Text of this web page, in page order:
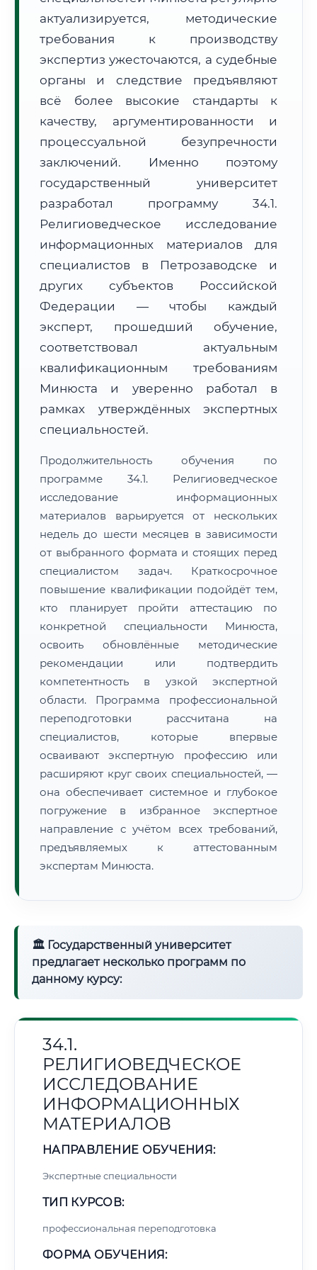
Расчет логистики оригиналов:
• Экспресс-доставка СДЭК / Почтой:
4–6 рабочих дней
🔍Нажмите на документ для увеличения и просмотра
актуализируется, методические
требования к производству
экспертиз ужесточаются, а судебные
органы и следствие предъявляют
всё более высокие стандарты к
качеству, аргументированности и
процессуальной безупречности
заключений. Именно поэтому
государственный университет
разработал программу 34.1.
Религиоведческое исследование
информационных материалов для
специалистов в Петрозаводске и
других субъектов Российской
Федерации — чтобы каждый
эксперт, прошедший обучение,
соответствовал актуальным
квалификационным требованиям
Минюста и уверенно работал в
рамках утверждённых экспертных
специальностей.
Продолжительность обучения по
программе 34.1. Религиоведческое
исследование информационных
материалов варьируется от нескольких
недель до шести месяцев в зависимости
от выбранного формата и стоящих перед
специалистом задач. Краткосрочное
повышение квалификации подойдёт тем,
кто планирует пройти аттестацию по
конкретной специальности Минюста,
освоить обновлённые методические
рекомендации или подтвердить
компетентность в узкой экспертной
области. Программа профессиональной
переподготовки рассчитана на
специалистов, которые впервые
осваивают экспертную профессию или
расширяют круг своих специальностей, —
она обеспечивает системное и глубокое
погружение в избранное экспертное
направление с учётом всех требований,
предъявляемых к аттестованным
экспертам Минюста.
🏛 Государственный университет
предлагает несколько программ по
данному курсу:
34.1.
РЕЛИГИОВЕДЧЕСКОЕ
ИССЛЕДОВАНИЕ
ИНФОРМАЦИОННЫХ
МАТЕРИАЛОВ
НАПРАВЛЕНИЕ ОБУЧЕНИЯ:
Экспертные специальности
ТИП КУРСОВ:
профессиональная переподготовка
ФОРМА ОБУЧЕНИЯ: